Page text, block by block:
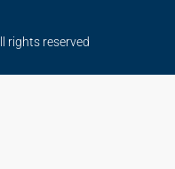
rights reserved